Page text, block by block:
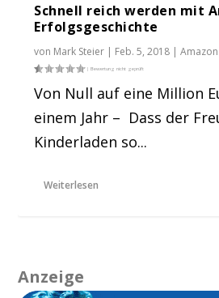
Schnell reich werden mit
Erfolgsgeschichte
von Mark Steier | Feb. 5, 2018 |Amazon
Von Null auf eine Million
einem Jahr – Dass der
Kinderladen so...
Weiterlesen
Anzeige